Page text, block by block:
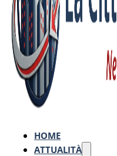
HOME
ATTUALITÀ